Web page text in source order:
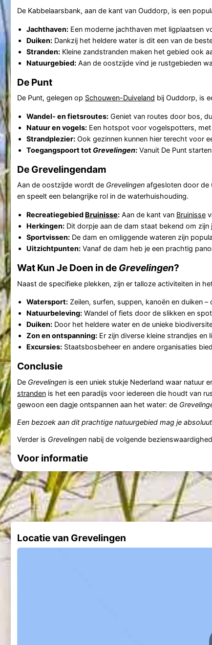
De Kabbelaarsbank, aan de kant van Ouddorp, is een
Jachthaven:Een moderne jachthaven met ligplaatsen
Duiken:Dankzij het heldere water is dit een van de
Stranden:Kleine zandstranden maken het gebied ook
Natuurgebied:Aan de oostzijde vind je rustgebieden
De Punt
De Punt, gelegen op Schouwen-Duiveland bij Ouddorp, is
Wandel- en fietsroutes:Geniet van routes door bos,
Natuur en vogels:Een hotspot voor vogelspotters, met
Strandplezier:Ook gezinnen kunnen hier terecht voor
Toegangspoort tot Grevelingen:Vanuit De Punt
De Grevelingendam
Aan de oostzijde wordt de Grevelingenafgesloten door de
en speelt een belangrijke rol in de waterhuishouding.
Recreatiegebied Bruinisse:Aan de kant van Bruinisse
Herkingen:Dit dorpje aan de dam staat bekend om
Sportvissen:De dam en omliggende wateren zijn
Uitzichtpunten:Vanaf de dam heb je een prachtig
Wat Kun Je Doen in de Grevelingen?
Naast de specifieke plekken, zijn er talloze activiteiten in
Watersport:Zeilen, surfen, suppen, kanoën en duiken –
Natuurbeleving:Wandel of fiets door de slikken en
Duiken:Door het heldere water en de unieke
Zon en ontspanning:Er zijn diverse kleine strandjes en
Excursies:Staatsbosbeheer en andere organisaties
Conclusie
De Grevelingenis een uniek stukje Nederland waar natuur
strandenis het een paradijs voor iedereen die houdt van
gewoon een dagje ontspannen aan het water: de
Een bezoek aan dit prachtige natuurgebied mag je
Verder is Grevelingennabij de volgende
Voor informatie
Locatie van Grevelingen